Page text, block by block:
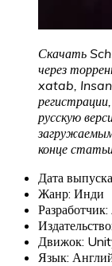
Скачать
через
xatab,
русскую
конце
Дата
Жанр: Инди
Движок:
Язык: